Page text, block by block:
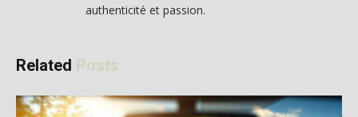
authenticité et passion.
Related Posts